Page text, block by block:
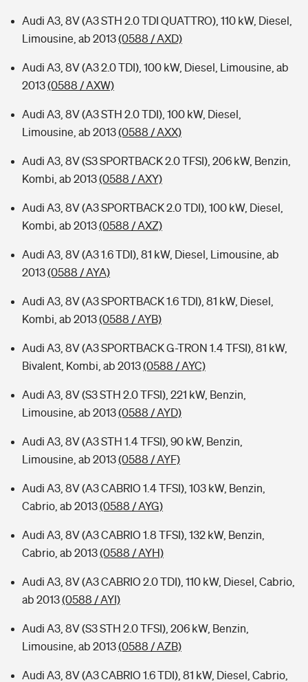
Audi A3, 8V (A3 STH 2.0 TDI QUATTRO), 110 kW, Diesel,
Limousine, ab 2013(0588 / AXD)
Audi A3, 8V (A3 2.0 TDI), 100 kW, Diesel, Limousine, ab
2013(0588 / AXW)
Audi A3, 8V (A3 STH 2.0 TDI), 100 kW, Diesel,
Limousine, ab 2013(0588 / AXX)
Audi A3, 8V (S3 SPORTBACK 2.0 TFSI), 206 kW, Benzin,
Kombi, ab 2013(0588 / AXY)
Audi A3, 8V (A3 SPORTBACK 2.0 TDI), 100 kW, Diesel,
Kombi, ab 2013(0588 / AXZ)
Audi A3, 8V (A3 1.6 TDI), 81 kW, Diesel, Limousine, ab
2013(0588 / AYA)
Audi A3, 8V (A3 SPORTBACK 1.6 TDI), 81 kW, Diesel,
Kombi, ab 2013(0588 / AYB)
Audi A3, 8V (A3 SPORTBACK G-TRON 1.4 TFSI), 81 kW,
Bivalent, Kombi, ab 2013(0588 / AYC)
Audi A3, 8V (S3 STH 2.0 TFSI), 221 kW, Benzin,
Limousine, ab 2013(0588 / AYD)
Audi A3, 8V (A3 STH 1.4 TFSI), 90 kW, Benzin,
Limousine, ab 2013(0588 / AYF)
Audi A3, 8V (A3 CABRIO 1.4 TFSI), 103 kW, Benzin,
Cabrio, ab 2013(0588 / AYG)
Audi A3, 8V (A3 CABRIO 1.8 TFSI), 132 kW, Benzin,
Cabrio, ab 2013(0588 / AYH)
Audi A3, 8V (A3 CABRIO 2.0 TDI), 110 kW, Diesel, Cabrio,
ab 2013(0588 / AYI)
Audi A3, 8V (S3 STH 2.0 TFSI), 206 kW, Benzin,
Limousine, ab 2013(0588 / AZB)
Audi A3, 8V (A3 CABRIO 1.6 TDI), 81 kW, Diesel, Cabrio,